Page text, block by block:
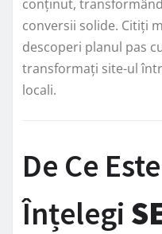
conținut,
conversii solide. Citiți
descoperi planul pas
transformați site-ul
locali.
De Ce
Înțelegi